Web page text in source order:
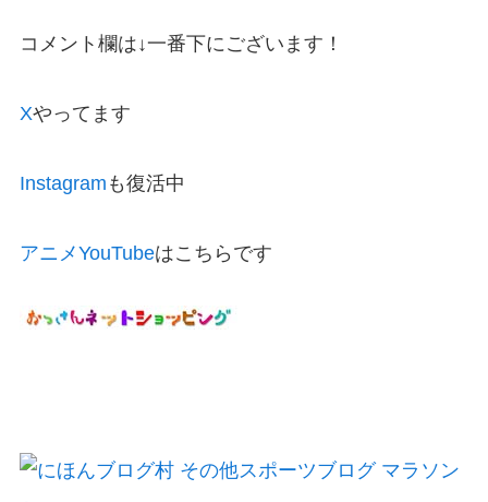
コメント欄は↓一番下にございます！
Xやってます
Instagram も復活中
アニメYouTubeはこちらです